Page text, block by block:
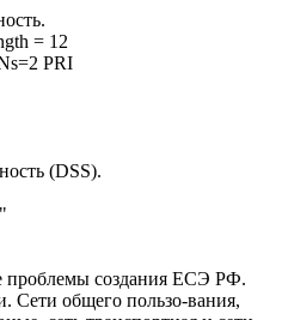
= 12
PRI
(DSS).
создания ЕСЭ РФ.
Сети общего пользо-вания,